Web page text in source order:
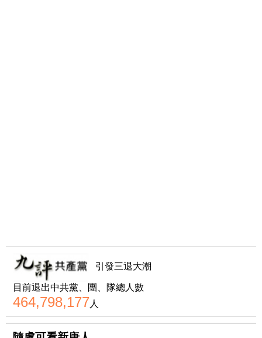
引發三退大潮
目前退出中共黨、團、隊總人數
464,798,177人